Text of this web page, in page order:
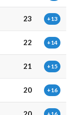
23 +13
22 +14
21 +15
20 +16